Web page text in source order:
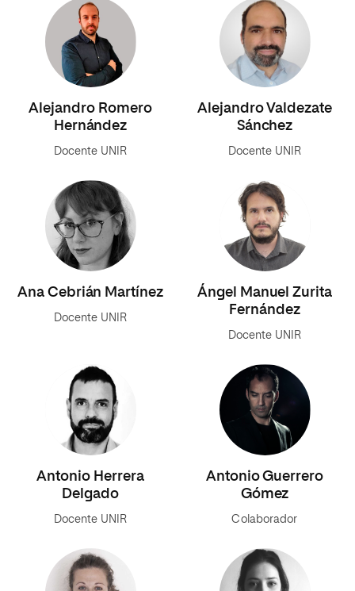
Alejandro Romero
Hernández
Docente UNIR
Alejandro Valdezate
Sánchez
Docente UNIR
Ana Cebrián Martínez
Docente UNIR
Ángel Manuel Zurita
Fernández
Docente UNIR
Antonio Herrera
Delgado
Docente UNIR
Antonio Guerrero
Gómez
Colaborador